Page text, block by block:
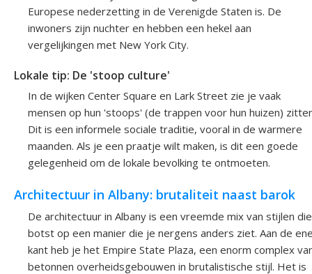
Europese nederzetting in de Verenigde Staten is. De
inwoners zijn nuchter en hebben een hekel aan
vergelijkingen met New York City.
Lokale tip: De 'stoop culture'
In de wijken Center Square en Lark Street zie je vaak
mensen op hun 'stoops' (de trappen voor hun huizen)
Dit is een informele sociale traditie, vooral in de warmere
maanden. Als je een praatje wilt maken, is dit een goede
gelegenheid om de lokale bevolking te ontmoeten.
Architectuur in Albany: brutaliteit naast barok
De architectuur in Albany is een vreemde mix van stijlen die
botst op een manier die je nergens anders ziet. Aan de
kant heb je het Empire State Plaza, een enorm complex
betonnen overheidsgebouwen in brutalistische stijl. Het is